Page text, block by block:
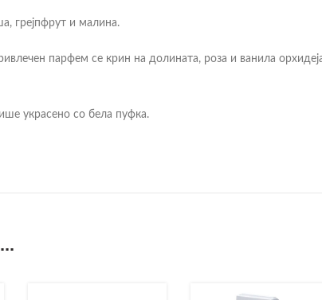
грејпфрут и малина.
парфем се крин на долината, роза и ванила
украсено со бела пуфка.